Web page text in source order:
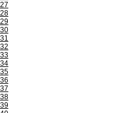
27
28
29
30
31
32
33
34
35
36
37
38
39